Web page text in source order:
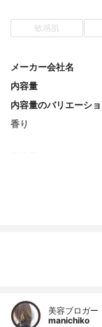
敏感肌
メーカー会社名
内容量
内容量のバリエーシ
香り
美容ブロガー
manichiko